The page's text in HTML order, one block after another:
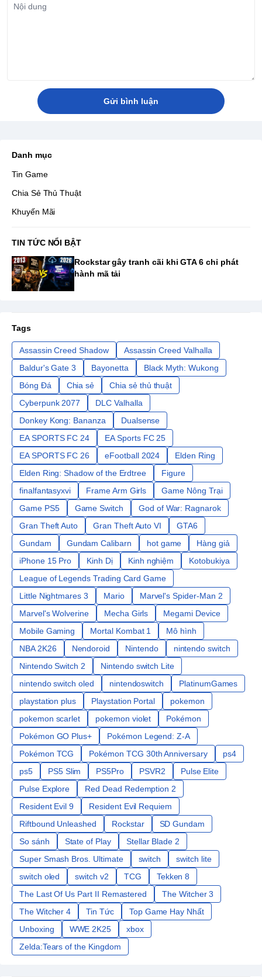
Gửi bình luận
Danh mục
Tin Game
Chia Sẻ Thủ Thuật
Khuyến Mãi
TIN TỨC NỔI BẬT
Rockstar gây tranh cãi khi GTA 6 chỉ phát
hành mã tải
Tags
Assassin Creed Shadow
Assassin Creed Valhalla
Baldur's Gate 3
Bayonetta
Black Myth: Wukong
Bóng Đá
Chia sẻ
Chia sẻ thủ thuật
Cyberpunk 2077
DLC Valhalla
Donkey Kong: Bananza
Dualsense
EA SPORTS FC 24
EA Sports FC 25
EA SPORTS FC 26
eFootball 2024
Elden Ring
Elden Ring: Shadow of the Erdtree
Figure
finalfantasyxvi
Frame Arm Girls
Game Nông Trại
Game PS5
Game Switch
God of War: Ragnarok
Gran Theft Auto
Gran Theft Auto VI
GTA6
Gundam
Gundam Calibarn hot game
Hàng giả
iPhone 15 Pro
Kinh Dị Kinh nghiệm
Kotobukiya
League of Legends Trading Card Game
Little Nightmares 3
Mario
Marvel's Spider-Man 2
Marvel's Wolverine
Mecha Girls
Megami Device
Mobile Gaming
Mortal Kombat 1
Mô hình
NBA 2K26
Nendoroid Nintendo
nintendo switch
Nintendo Switch 2
Nintendo switch Lite
nintendo switch oled
nintendoswitch
PlatinumGames
playstation plus
Playstation Portal
pokemon
pokemon scarlet
pokemon violet
Pokémon
Pokémon GO Plus+
Pokémon Legend: Z-A
Pokémon TCG
Pokémon TCG 30th Anniversary
ps4
ps5
PS5 Slim PS5Pro PSVR2
Pulse Elite
Pulse Explore
Red Dead Redemption 2
Resident Evil 9
Resident Evil Requiem
Riftbound Unleashed
Rockstar
SD Gundam
So sánh
State of Play
Stellar Blade 2
Super Smash Bros. Ultimate
switch
switch lite
switch oled
switch v2 TCG
Tekken 8
The Last Of Us Part II Remastered
The Witcher 3
The Witcher 4
Tin Tức
Top Game Hay Nhất
Unboxing
WWE 2K25
xbox
Zelda:Tears of the Kingdom